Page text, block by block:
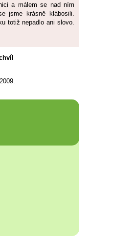
a málem se nad ním
jsme krásně klábosili.
totiž nepadlo ani slovo.